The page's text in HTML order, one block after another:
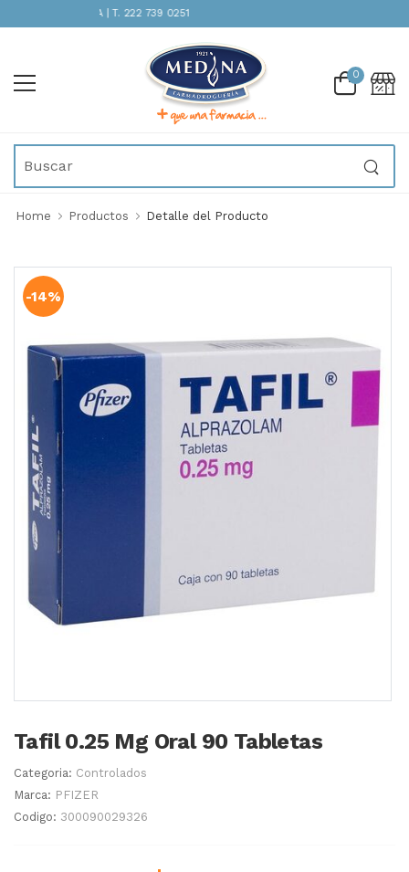
INMEDIATA | T. 222 739 0251
0
Home Productos Detalle del Producto
-14%
Tafil 0.25 Mg Oral 90 Tabletas
Categoria: Controlados
Marca: PFIZER
Codigo: 300090029326